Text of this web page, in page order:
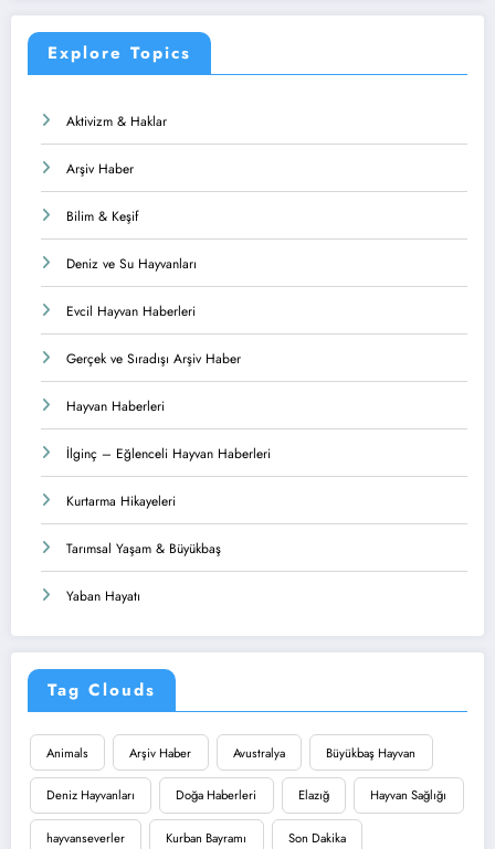
Explore Topics
Aktivizm & Haklar
Arşiv Haber
Bilim & Keşif
Deniz ve Su Hayvanları
Evcil Hayvan Haberleri
Gerçek ve Sıradışı Arşiv Haber
Hayvan Haberleri
İlginç – Eğlenceli Hayvan Haberleri
Kurtarma Hikayeleri
Tarımsal Yaşam & Büyükbaş
Yaban Hayatı
Tag Clouds
Animals Arşiv Haber Avustralya Büyükbaş Hayvan
Deniz Hayvanları Doğa Haberleri Elazığ Hayvan Sağlığı
hayvanseverler Kurban Bayramı Son Dakika